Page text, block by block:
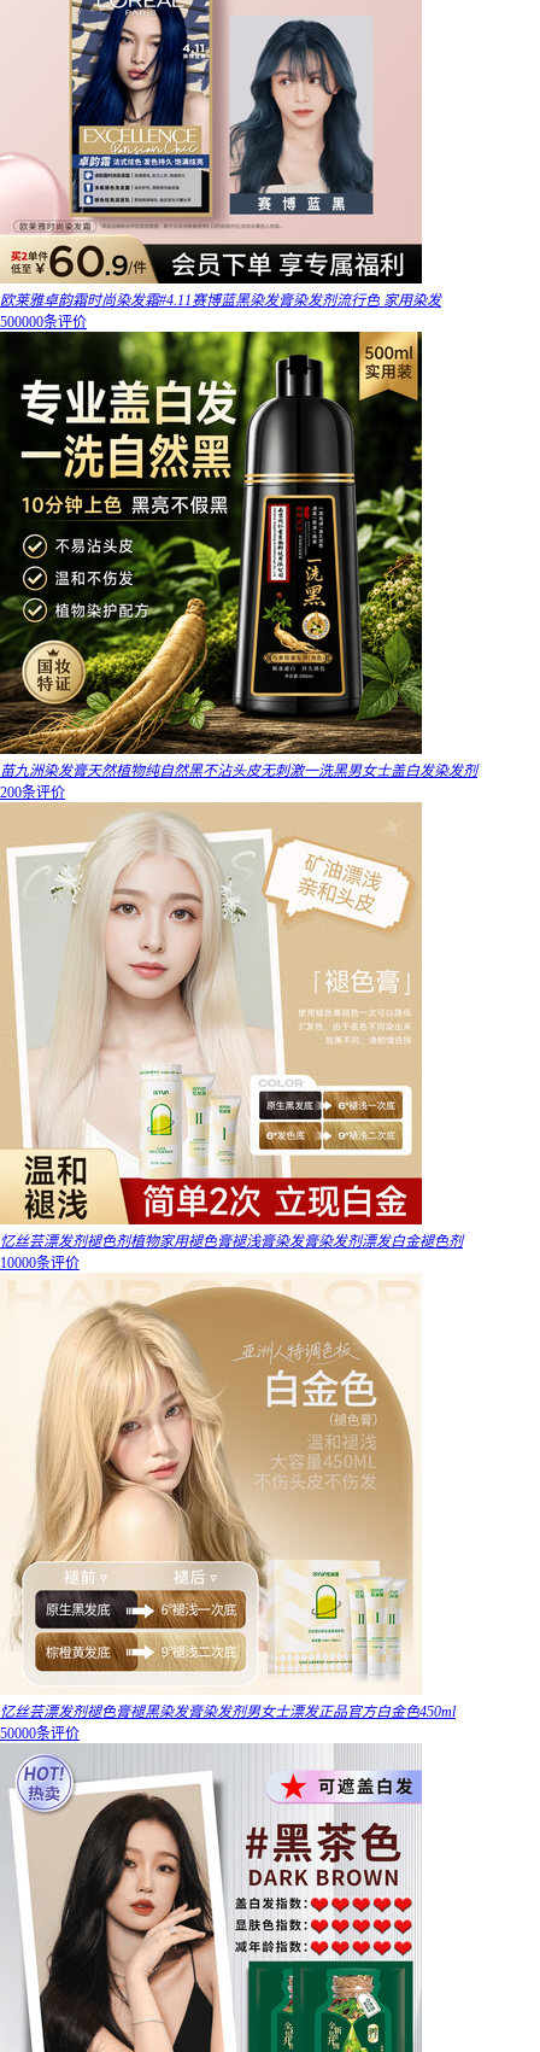
欧莱雅卓韵霜时尚染发霜#4.11赛博蓝黑染发膏染发剂流行色 家用染发
500000条评价
苗九洲染发膏天然植物纯自然黑不沾头皮无刺激一洗黑男女士盖白发染发剂
200条评价
忆丝芸漂发剂褪色剂植物家用褪色膏褪浅膏染发膏染发剂漂发白金褪色剂
10000条评价
忆丝芸漂发剂褪色膏褪黑染发膏染发剂男女士漂发正品官方白金色450ml
50000条评价